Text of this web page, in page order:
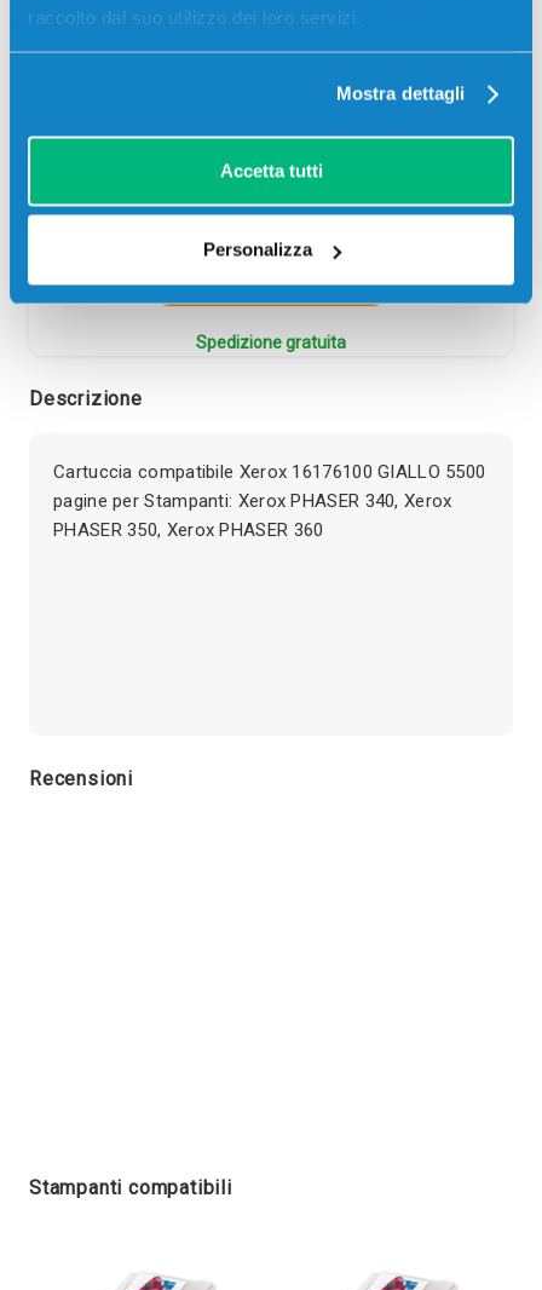
raccolto dal suo utilizzo dei loro servizi.
Mostra dettagli
Accetta tutti
Personalizza
Codice:16176000.C
pagine per Stampanti: Xerox PHASER 340, Xerox
189,00€
Aggiungi al carrello
Spedizione gratuita
Descrizione
Cartuccia compatibile Xerox 16176100 GIALLO 5500
pagine per Stampanti: Xerox PHASER 340, Xerox
PHASER 350, Xerox PHASER 360
Recensioni
Stampanti compatibili